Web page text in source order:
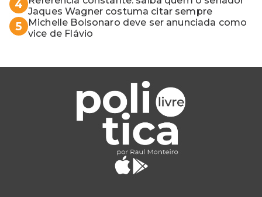
4
Jaques Wagner costuma citar sempre
5
Michelle Bolsonaro deve ser anunciada como
vice de Flávio